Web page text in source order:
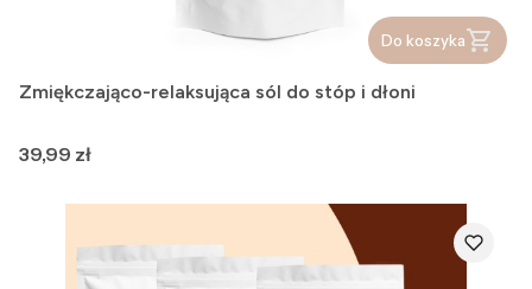
Do koszyka
Zmiękczająco-relaksująca sól do stóp i dłoni
Cena
39,99 zł